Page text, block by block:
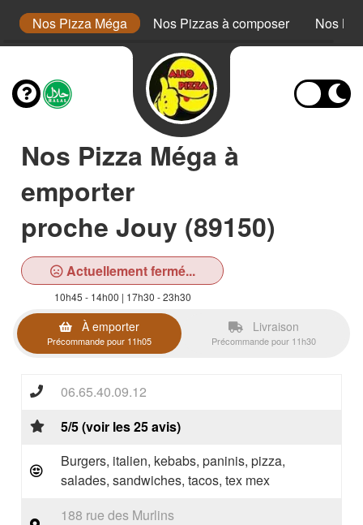
Nos Pizza Méga Nos Pizzas à composer Nos
Nos Pizza Méga à
emporter
proche Jouy (89150)
Actuellement fermé...
10h45 - 14h00 | 17h30 - 23h30
À emporter
Précommande pour 11h05
Livraison
Précommande pour 11h30
06.65.40.09.12
5/5 (voir les 25 avis)
Burgers, italien, kebabs, paninis, pizza,
salades, sandwiches, tacos, tex mex
188 rue des Murlins